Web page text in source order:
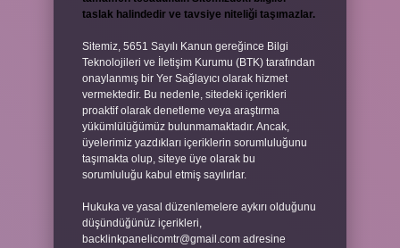
taslak halindedir ve tavsiye niteliği taşımazlar.
Sitemiz, 5651 Sayılı Kanun gereğince Bilgi
Teknolojileri ve İletişim Kurumu (BTK) tarafından
onaylanmış bir Yer Sağlayıcı olarak hizmet
vermektedir. Bu nedenle, sitedeki içerikleri
proaktif olarak denetleme veya araştırma
yükümlülüğümüz bulunmamaktadır. Ancak,
üyelerimiz yazdıkları içeriklerin sorumluluğunu
taşımakta olup, siteye üye olarak bu
sorumluluğu kabul etmiş sayılırlar.
Hukuka ve yasal düzenlemelere aykırı olduğunu
düşündüğünüz içerikleri,
backlinkpanelicomtr@gmail.com adresine